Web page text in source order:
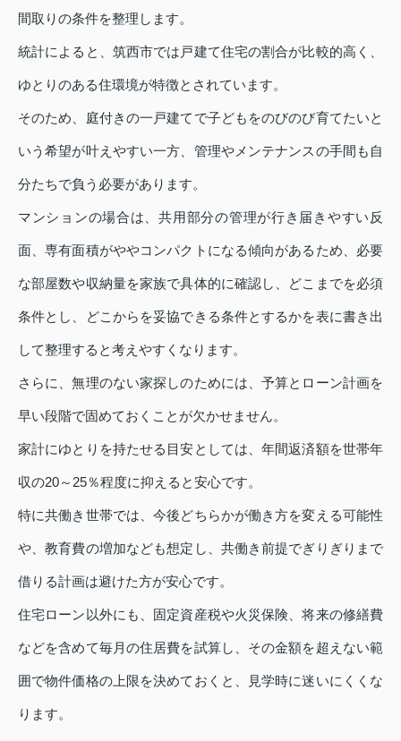
間取りの条件を整理します。
統計によると、筑西市では戸建て住宅の割合が比較的高く、
ゆとりのある住環境が特徴とされています。
そのため、庭付きの一戸建てで子どもをのびのび育てたいと
いう希望が叶えやすい一方、管理やメンテナンスの手間も自
分たちで負う必要があります。
マンションの場合は、共用部分の管理が行き届きやすい反
面、専有面積がややコンパクトになる傾向があるため、必要
な部屋数や収納量を家族で具体的に確認し、どこまでを必須
条件とし、どこからを妥協できる条件とするかを表に書き出
して整理すると考えやすくなります。
さらに、無理のない家探しのためには、予算とローン計画を
早い段階で固めておくことが欠かせません。
家計にゆとりを持たせる目安としては、年間返済額を世帯年
収の20～25％程度に抑えると安心です。
特に共働き世帯では、今後どちらかが働き方を変える可能性
や、教育費の増加なども想定し、共働き前提でぎりぎりまで
借りる計画は避けた方が安心です。
住宅ローン以外にも、固定資産税や火災保険、将来の修繕費
などを含めて毎月の住居費を試算し、その金額を超えない範
囲で物件価格の上限を決めておくと、見学時に迷いにくくな
ります。